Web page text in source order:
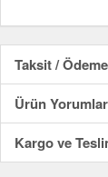
Taksit /
Ürün
Kargo ve